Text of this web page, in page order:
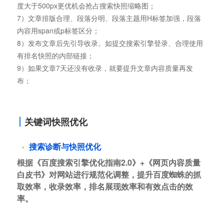
度大于500px更优机会抢占搜索快照缩略图；
7）文章排版合理、段落分明、段落主题用H标签加强，段落
内容用span或p标签区分；
8）发布文章后先引导收录。如提交搜索引擎登录、合理使用
有排名快照的内部链接；
9）如果文章7天还没有收录，就要提升文章内容质量再发
布；
关键词快照优化
搜索诊断与快照优化
根据《百度搜索引擎优化指南2.0》+《网页内容质量
白皮书》对网站进行规范化调整，提升百度蜘蛛的抓
取效率，收录效率，排名展现效率和有效点击的效
率。